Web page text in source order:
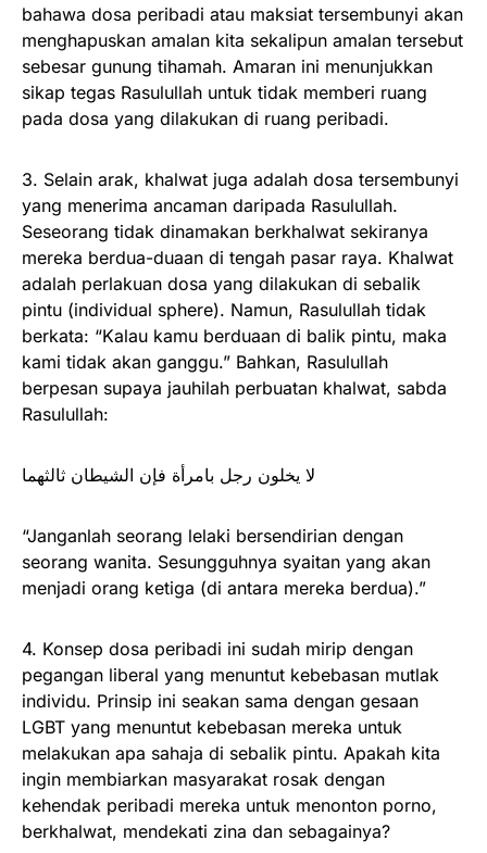
bahawa dosa peribadi atau maksiat tersembunyi akan
menghapuskan amalan kita sekalipun amalan tersebut
sebesar gunung tihamah. Amaran ini menunjukkan
sikap tegas Rasulullah untuk tidak memberi ruang
pada dosa yang dilakukan di ruang peribadi.
3. Selain arak, khalwat juga adalah dosa tersembunyi
yang menerima ancaman daripada Rasulullah.
Seseorang tidak dinamakan berkhalwat sekiranya
mereka berdua-duaan di tengah pasar raya. Khalwat
adalah perlakuan dosa yang dilakukan di sebalik
pintu (individual sphere). Namun, Rasulullah tidak
berkata: “Kalau kamu berduaan di balik pintu, maka
kami tidak akan ganggu.” Bahkan, Rasulullah
berpesan supaya jauhilah perbuatan khalwat, sabda
Rasulullah:
لا يخلون رجل بامرأة فإن الشيطان ثالثهما
“Janganlah seorang lelaki bersendirian dengan
seorang wanita. Sesungguhnya syaitan yang akan
menjadi orang ketiga (di antara mereka berdua).”
4. Konsep dosa peribadi ini sudah mirip dengan
pegangan liberal yang menuntut kebebasan mutlak
individu. Prinsip ini seakan sama dengan gesaan
LGBT yang menuntut kebebasan mereka untuk
melakukan apa sahaja di sebalik pintu. Apakah kita
ingin membiarkan masyarakat rosak dengan
kehendak peribadi mereka untuk menonton porno,
berkhalwat, mendekati zina dan sebagainya?